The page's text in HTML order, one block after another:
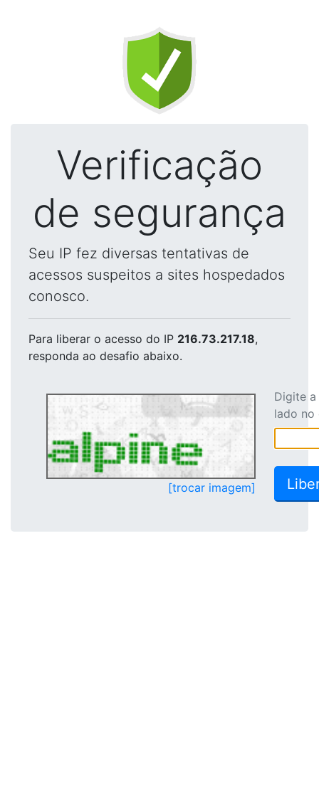
Verificação
de segurança
Seu IP fez diversas tentativas de
acessos suspeitos a sites hospedados
conosco.
Para liberar o acesso do IP 216.73.217.18,
responda ao desafio abaixo.
[trocar imagem]
Digite
lado no